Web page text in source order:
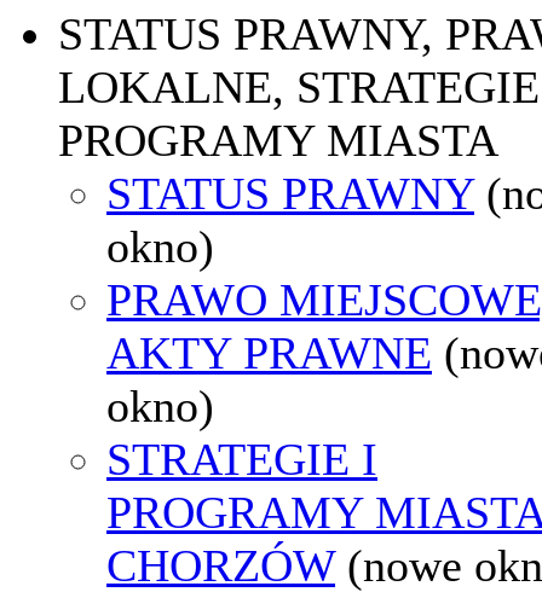
STATUS PRAWNY,
LOKALNE,
PROGRAMY MIASTA
STATUS PRAWNY
okno)
PRAWO
AKTY PRAWNE
okno)
STRATEGIE I
PROGRAMY
CHORZÓW (nowe